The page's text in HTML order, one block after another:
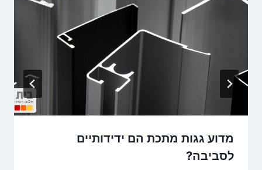
מדוע גגות מתכת הם ידידותיים
לסביבה?